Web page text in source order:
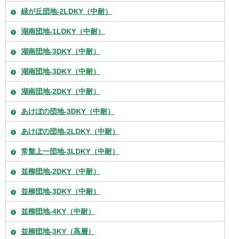
緑が丘団地-2LDKY（中耐）
湖南団地-1LDKY（中耐）
湖南団地-3DKY（中耐）
湖南団地-3DKY（中耐）
湖南団地-2DKY（中耐）
あけぼの団地-3DKY（中耐）
あけぼの団地-2LDKY（中耐）
常盤上一団地-3LDKY（中耐）
並柳団地-2DKY（中耐）
並柳団地-3DKY（中耐）
並柳団地-4KY（中耐）
並柳団地-3KY（高層）